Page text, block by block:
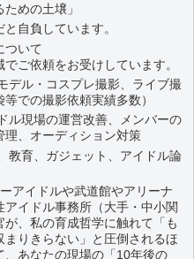
ための土壌」
自負しています。
ついて
ご依頼をお受けしています。
デル・コスプレ撮影、ライブ撮
での撮影依頼実績多数）
ル現場の運営改善、メンバーの
理、オーディション対策
教育、ガジェット、アイドル論
アイドルや武道館やアリーナ
アイドル事務所（大手・中小関
が、私の育成哲学に触れて「も
まりきらない」と圧倒されるほ
、あなたの現場の「10年後の